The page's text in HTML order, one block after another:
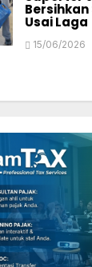
Usai Laga
15/06/2026